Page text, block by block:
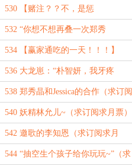
（求订阅求月票）
530 【赌注？？不，是惩
罚！！！】（求订阅求月票）
532 “你想不想再叠一次郑秀
妍？”（求订阅求月票）
534 【赢家通吃的一天！！！】
（求订阅求月票）
536 大龙崽：“朴智妍，我牙疼
~”（求订阅求月票）
538 郑秀晶和Jessica的合作（求订阅
求月票）
540 妖精林允儿~（求订阅求月票）
542 邀歌的李知恩（求订阅求月
票）
544 “抽空生个孩子给你玩玩~”（求